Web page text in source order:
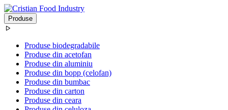
Produse
Produse biodegradabile
Produse din acetofan
Produse din aluminiu
Produse din bopp (celofan)
Produse din bumbac
Produse din carton
Produse din ceara